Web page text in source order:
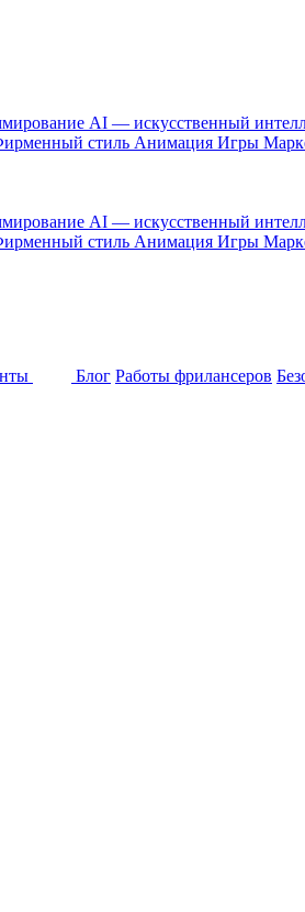
AI — искусственный
стиль Анимация Игры
AI — искусственный
стиль Анимация Игры
Блог Работы фрилансеров